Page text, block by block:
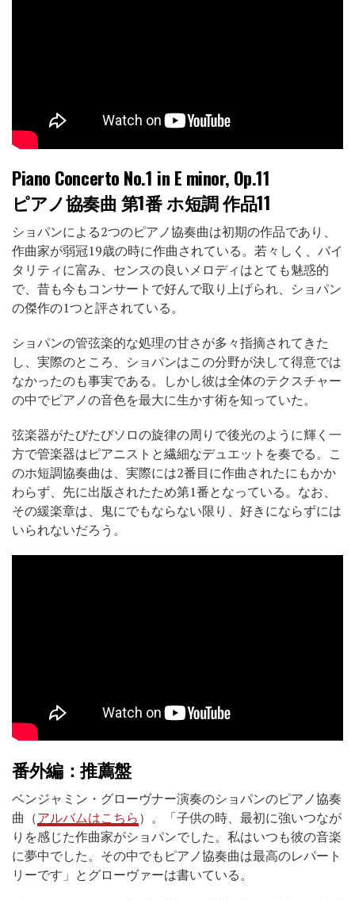
Piano Concerto No.1 in E minor, Op.11
ピアノ協奏曲 第1番 ホ短調 作品11
ショパンによる2つのピアノ協奏曲は初期の作品であり、
作曲家が弱冠19歳の時に作曲されている。若々しく、バイ
タリティに富み、センスの良いメロディはとても魅惑的
で、昔も今もコンサートで好んで取り上げられ、ショパン
の傑作の1つと評されている。
ショパンの管弦楽的な処理の甘さが多々指摘されてきた
し、実際のところ、ショパンはこの分野が決して得意では
なかったのも事実である。しかし彼は全体のテクスチャー
の中でピアノの音色を最大に生かす術を知っていた。
弦楽器がたびたびソロの旋律の周りで後光のように輝く一
方で管楽器はピアニストと繊細なデュエットを奏でる。こ
のホ短調協奏曲は、実際には2番目に作曲されたにもかか
わらず、先に出版されたため第1番となっている。なお、
その緩楽章は、鬼にでもならない限り、好きにならずには
いられないだろう。
番外編：推薦盤
ベンジャミン・グローヴナー演奏のショパンのピアノ協奏
曲（アルバムはこちら）。「子供の時、最初に強いつなが
りを感じた作曲家がショパンでした。私はいつも彼の音楽
に夢中でした。その中でもピアノ協奏曲は最高のレパート
リーです」とグローヴァーは書いている。